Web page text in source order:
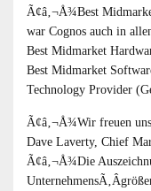
Ã¢â‚¬Å¾Best
war Cognos auch in
Best Midmarket
Best Midmarket
Technology Provider
Ã¢â‚¬Å¾Wir freuen
Dave Laverty, Chief
Ã¢â‚¬Å¾Die